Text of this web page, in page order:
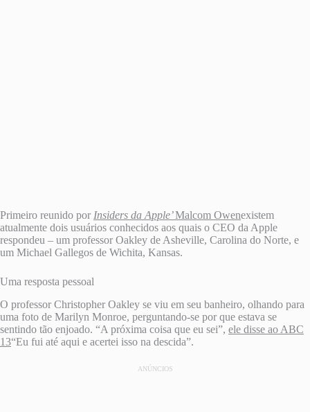
Primeiro reunido por Insiders da Apple’Malcom Owenexistem
atualmente dois usuários conhecidos aos quais o CEO da Apple
respondeu – um professor Oakley de Asheville, Carolina do Norte, e
um Michael Gallegos de Wichita, Kansas.
Uma resposta pessoal
O professor Christopher Oakley se viu em seu banheiro, olhando para
uma foto de Marilyn Monroe, perguntando-se por que estava se
sentindo tão enjoado. “A próxima coisa que eu sei”, ele disse ao ABC
13“Eu fui até aqui e acertei isso na descida”.
ANÚNCIOS